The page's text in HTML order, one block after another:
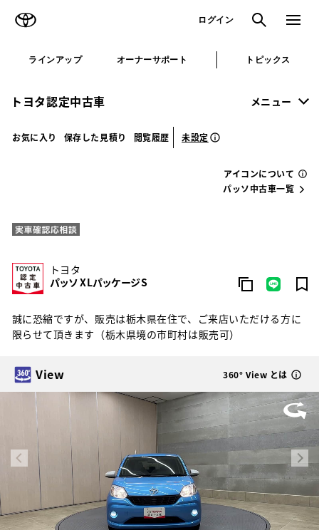
ログイン 検索 メニュ
ラインアップ オーナーサポート トピックス
トヨタ認定中古車 メニュー
お気に入り 保存した見積り 閲覧履歴 未設定
アイコンについて
パッソ中古車一覧
トヨタ
パッソ X Lパッケージ S
誠に恐縮ですが、販売は栃木県在住で、ご来店いただける方に
限らせて頂きます（栃木県境の市町村は販売可）
View 360° View とは